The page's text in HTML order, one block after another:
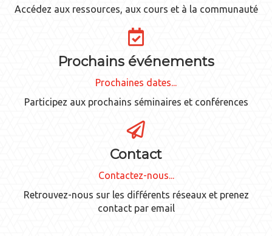
Accédez aux ressources, aux cours et à la communauté
Prochains événements
Prochaines dates...
Participez aux prochains séminaires et conférences
Contact
Contactez-nous...
Retrouvez-nous sur les différents réseaux et prenez
contact par email